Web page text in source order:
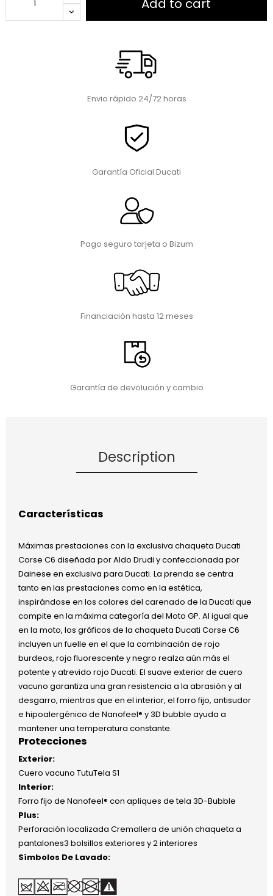
Add to cart
Envio rápido 24/72 horas
Garantía Oficial Ducati
Pago seguro tarjeta o Bizum
Financiación hasta 12 meses
Garantía de devolución y cambio
Description
Características
Máximas prestaciones con la exclusiva chaqueta Ducati
Corse C6 diseñada por Aldo Drudi y confeccionada por
Dainese en exclusiva para Ducati. La prenda se centra
tanto en las prestaciones como en la estética,
inspirándose en los colores del carenado de la Ducati que
compite en la máxima categoría del Moto GP. Al igual que
en la moto, los gráficos de la chaqueta Ducati Corse C6
incluyen un fuelle en el que la combinación de rojo
burdeos, rojo fluorescente y negro realza aún más el
potente y atrevido rojo Ducati. El suave exterior de cuero
vacuno garantiza una gran resistencia a la abrasión y al
desgarro, mientras que en el interior, el forro fijo, antisudor
e hipoalergénico de Nanofeel® y 3D bubble ayuda a
mantener una temperatura constante.
Protecciones
Exterior:
Cuero vacuno TutuTela S1
Interior:
Forro fijo de Nanofeel® con apliques de tela 3D-Bubble
Plus:
Perforación localizada Cremallera de unión chaqueta a
pantalones3 bolsillos exteriores y 2 interiores
Símbolos De Lavado: